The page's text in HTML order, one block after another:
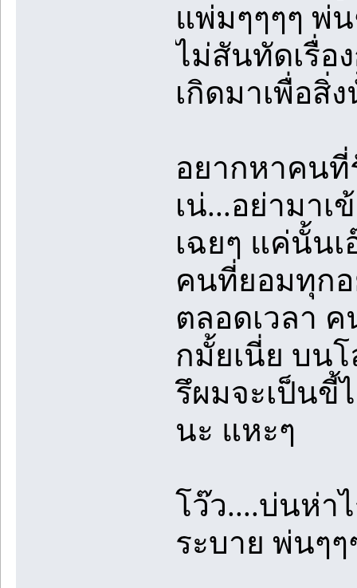
แพ่มๆๆๆๆ พ่น
ไม่สันทัดเรื่อ
เกิดมาเพื่อสิ่
อยากหาคนที่
เน่...อย่ามา
เฉยๆ แค่นั้นเ
คนที่ยอมทุกอ
ตลอดเวลา
กมั้ยเนี่ย บน
รึผมจะเป็นขี้
นะ แหะๆ
โว๊ว....บ่นห่า
ระบาย พ่นๆๆ